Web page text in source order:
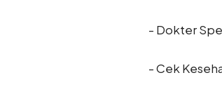
- Dokter
- Cek